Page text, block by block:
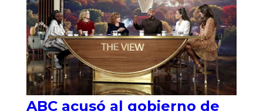
ABC acusó al gobierno de